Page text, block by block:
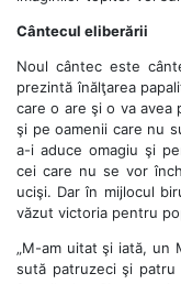
Cântecul eliberării
Noul cântec este
prezintă înălţarea
care o are şi o va avea
şi pe oamenii care nu
a-i aduce omagiu şi
cei care nu se vor
ucişi. Dar în mijlocul
văzut victoria pentru
„M-am uitat şi iată, un
sută patruzeci şi patru